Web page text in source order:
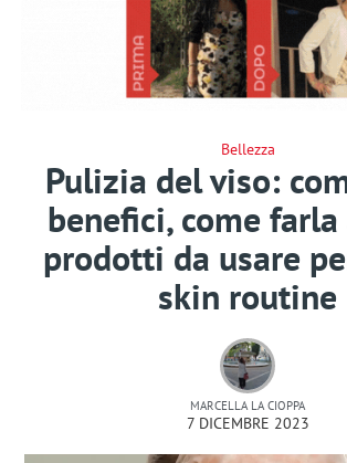
Bellezza
Pulizia del viso:
benefici, come farla
prodotti da usare
skin routine
MARCELLA LA CIOPPA
7 DICEMBRE 2023